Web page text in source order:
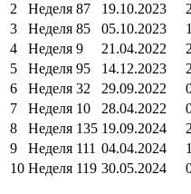
2
Неделя 87 19.10.2023
3
Неделя 85 05.10.2023
4
Неделя 9 21.04.2022
5
Неделя 95 14.12.2023
6
Неделя 32 29.09.2022
7
Неделя 10 28.04.2022
8
Неделя 135 19.09.2024
9
Неделя 111 04.04.2024
10 Неделя 119 30.05.2024